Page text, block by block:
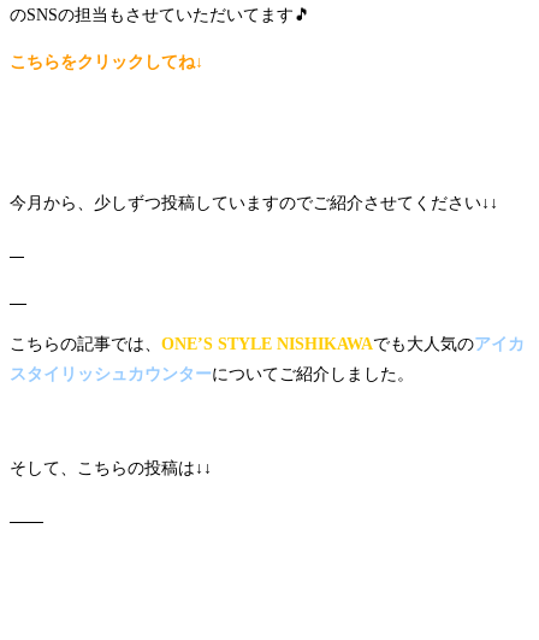
のSNSの担当もさせていただいてます🎵
こちらをクリックしてね↓
今月から、少しずつ投稿していますのでご紹介させてください↓↓
こちらの記事では、 ONE’S STYLE NISHIKAWAでも大人気のアイカ
スタイリッシュカウンターについてご紹介しました。
そして、こちらの投稿は↓↓